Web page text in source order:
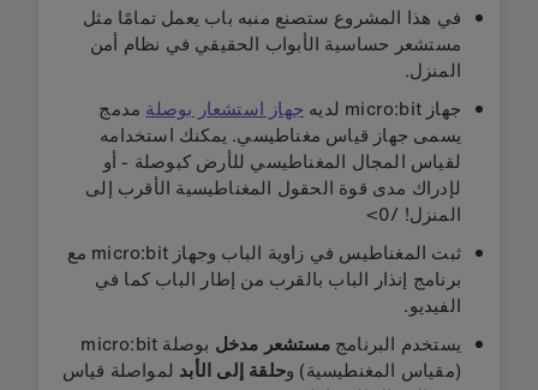
في هذا المشروع ستصنع منبه باب يعمل تمامًا مثل
مستشعر حساسية الأبواب الحقيقي في نظام أمن
المنزل.
جهاز micro:bit لديه
جهاز استشعار بوصلة مدمج
يسمى جهاز قياس مغناطيسي. يمكنك استخدامه
لقياس المجال المغناطيسي للأرض كبوصلة - أو
لإدراك مدى قوة الحقول المغناطيسية الأقرب إلى
المنزل! /0>
ثبت المغناطيس في زاوية الباب وجهاز micro:bit مع
برنامج إنذار الباب بالقرب من إطار الباب كما في
الفيديو.
يستخدم البرنامجمستشعر مدخل
بوصلة micro:bit
(مقياس المغنطيسية) وحلقة إلى الأبد لمواصلة قياس